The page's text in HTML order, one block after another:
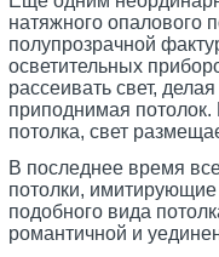
натяжного опалового
полупрозрачной
осветительных
рассеивать свет,
приподнимая
потолка, свет
В последнее время
потолки,
подобного вида
романтичной и